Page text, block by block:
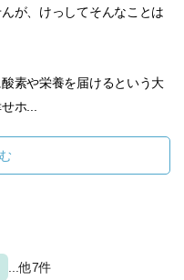
が、けっしてそんなことは
素や栄養を届けるという大
ホ...
...他7件